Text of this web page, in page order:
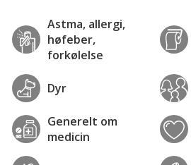
Astma, allergi,
høfeber,
forkølelse
Dyr
Generelt om
medicin